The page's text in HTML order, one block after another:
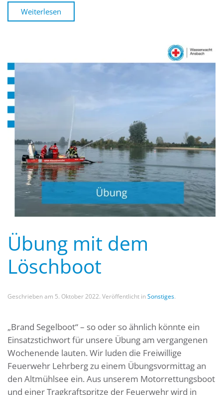
Weiterlesen
Übung mit dem
Löschboot
Geschrieben am 5. Oktober 2022. Veröffentlicht inSonstiges.
„Brand Segelboot“ – so oder so ähnlich könnte ein
Einsatzstichwort für unsere Übung am vergangenen
Wochenende lauten. Wir luden die Freiwillige
Feuerwehr Lehrberg zu einem Übungsvormittag an
den Altmühlsee ein. Aus unserem Motorrettungsboot
und einer Tragkraftspritze der Feuerwehr wird in